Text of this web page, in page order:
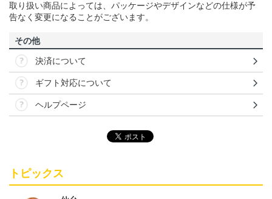
取り扱い商品によっては、パッケージやデザインなどの仕様が予
告なく変更になることがございます。
その他
決済について
ギフト対応について
ヘルプページ
トピックス